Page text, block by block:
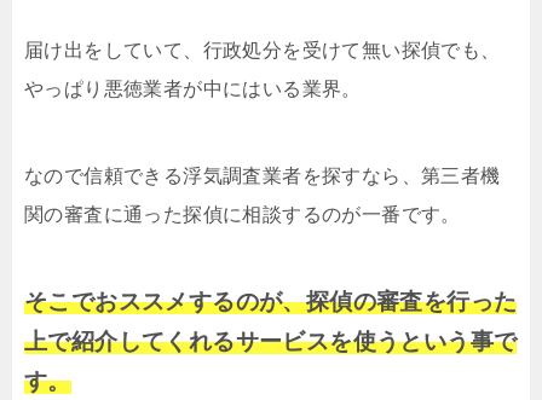
届け出をしていて、行政処分を受けて無い探偵でも、
やっぱり悪徳業者が中にはいる業界。
なので信頼できる浮気調査業者を探すなら、第三者機
関の審査に通った探偵に相談するのが一番です。
そこでおススメするのが、探偵の審査を行った
上で紹介してくれるサービスを使うという事で
す。